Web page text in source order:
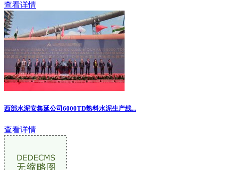
查看详情
西部水泥安集延公司6000TD熟料水泥生产线...
查看详情